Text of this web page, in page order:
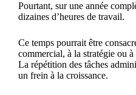
Pourtant, sur une année
dizaines d’heures de travail.
Ce temps pourrait être
commercial, à la stratégie ou
La répétition des tâches
un frein à la croissance.